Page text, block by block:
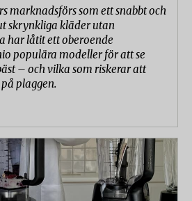
marknadsförs som ett snabbt och
skrynkliga kläder utan
har låtit ett oberoende
populära modeller för att se
– och vilka som riskerar att
plaggen.